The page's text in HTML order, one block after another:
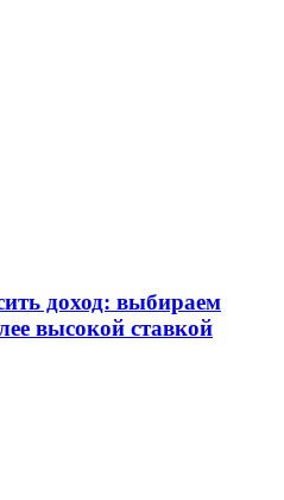
доход: выбираем
высокой ставкой